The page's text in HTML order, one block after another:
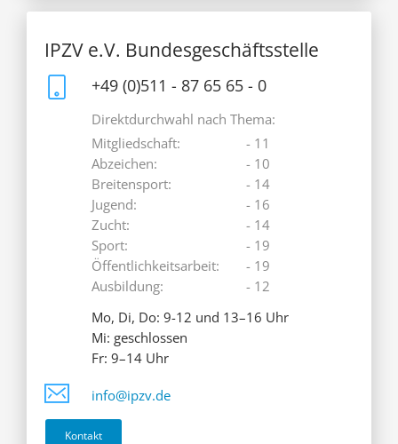
IPZV e.V. Bundesgeschäftsstelle
+49 (0)511 - 87 65 65 - 0
Direktdurchwahl nach Thema:
Mitgliedschaft:
Abzeichen:
Breitensport:
Jugend:
Zucht:
Sport:
Öffentlichkeitsarbeit:
Ausbildung:
- 11
- 10
- 14
- 16
- 14
- 19
- 19
- 12
Mo, Di, Do: 9-12 und 13–16 Uhr
Mi: geschlossen
Fr: 9–14 Uhr
info@ipzv.de
Kontakt